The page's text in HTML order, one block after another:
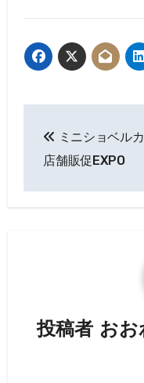
稿
シ
ョ
ミニショベル
店舗販促EXPO
投稿者 おお